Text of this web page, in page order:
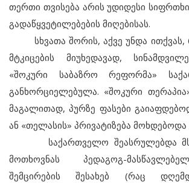
თერთი თვისება არის უდიდესი
გადაწყვეტილებების მიღებისას.
სხვათა შორის, აქვე უნდა ითქვას,
მტკიცების მიუხედავად,
«შოკური საბაზრო რეფორმა»
განხორციელებულა. «შოკური
მაგალითად, პურზე ფასები
ან «თელასის» პრივატიზება
საქართველო შეასრულებდა
მოთხოვნას პედაგოგ-
შემცირების შესახებ (რაც